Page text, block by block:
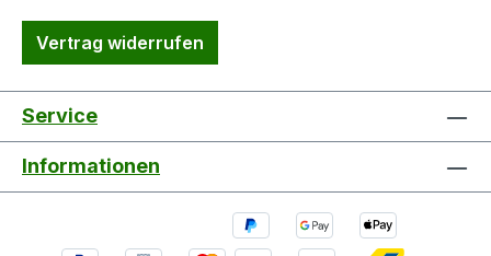
Vertrag widerrufen
Service
Informationen